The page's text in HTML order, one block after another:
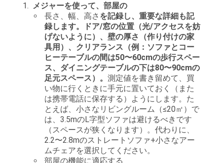
メジャーを使って、部屋の
長さ、幅、高さ を記録し、重要な詳細も記
録します。ドア/窓の位置（光/アクセスを妨
げないように）、壁の厚さ（作り付けの家
具用）、クリアランス（例：ソファとコー
ヒーテーブルの間は50〜60cmの歩行スペー
ス、ダイニングテーブルの下は80〜90cmの
足元スペース）。 測定値を書き留めて、買
い物に行くときに手元に置いておく（また
は携帯電話に保存する）ようにします。た
とえば、小さなリビングルーム（≤20㎡）で
は、3.5mのL字型ソファは避けるべきです
（スペースが狭くなります）。代わりに、
2.2〜2.8mのストレートソファ+小さなアー
ムチェアを選択してください。
部屋の機能に適応する